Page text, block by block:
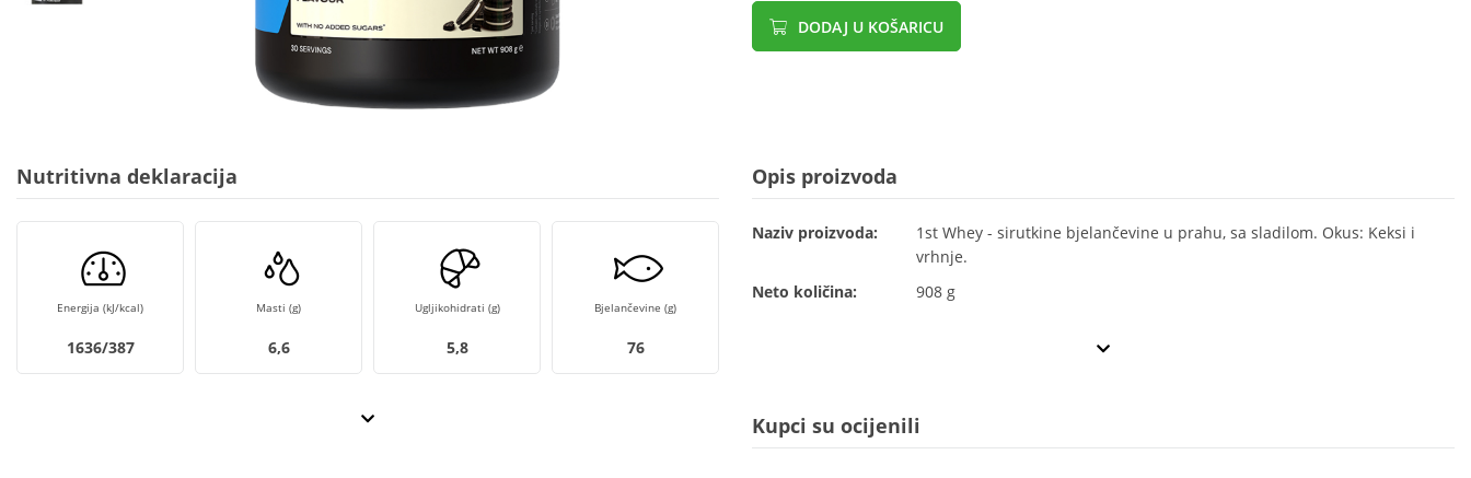
DODAJ U KOŠARICU
Nutritivna deklaracija
Energija (kJ/kcal)
1636/387
Masti (g)
6,6
Ugljikohidrati (g)
5,8
Bjelančevine (g)
76
Opis proizvoda
Naziv proizvoda:
1st Whey - sirutkine bjelančevine u prahu, sa sladilom. Okus: Keksi i
vrhnje.
Neto količina:
908 g
Kupci su ocijenili